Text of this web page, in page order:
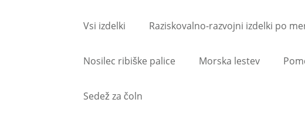
Vsi izdelki Raziskovalno-razvojni izdelki po
Nosilec ribiške palice Morska lestev
Sedež za čoln